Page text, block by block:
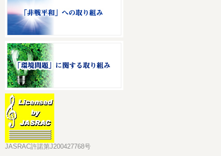
JASRAC許諾第J200427768号